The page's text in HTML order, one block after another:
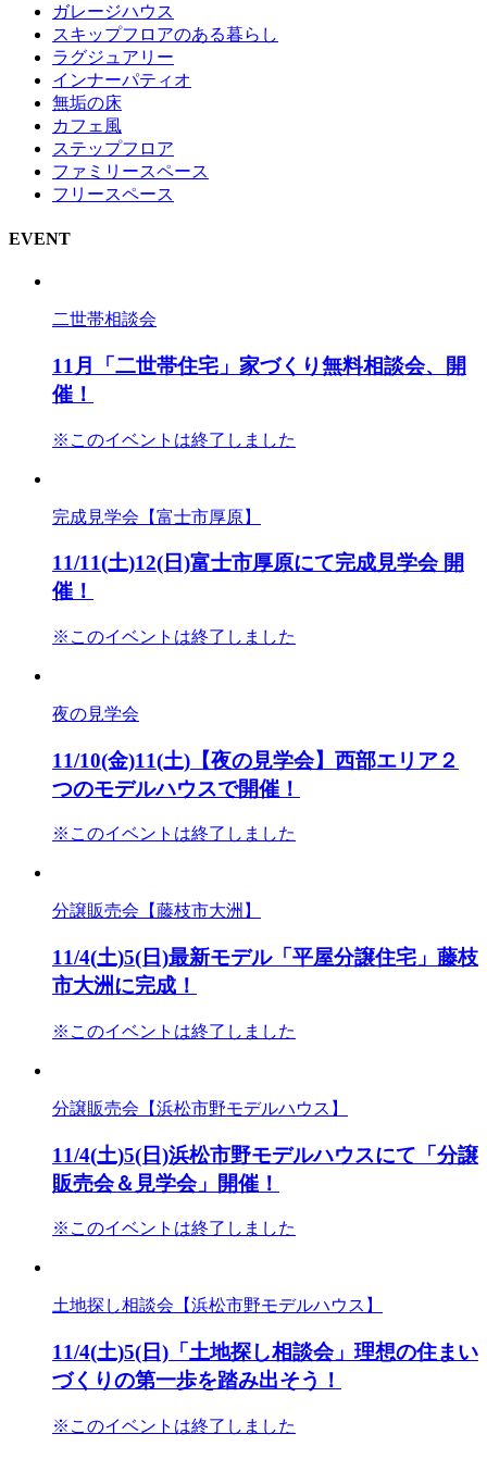
ガレージハウス
スキップフロアのある暮らし
ラグジュアリー
インナーパティオ
無垢の床
カフェ風
ステップフロア
ファミリースペース
フリースペース
EVENT
二世帯相談会
11月「二世帯住宅」家づくり無料相談会、開
催！
※このイベントは終了しました
完成見学会【富士市厚原】
11/11(土)12(日)富士市厚原にて完成見学会 開
催！
※このイベントは終了しました
夜の見学会
11/10(金)11(土)【夜の見学会】西部エリア２
つのモデルハウスで開催！
※このイベントは終了しました
分譲販売会【藤枝市大洲】
11/4(土)5(日)最新モデル「平屋分譲住宅」藤枝
市大洲に完成！
※このイベントは終了しました
分譲販売会【浜松市野モデルハウス】
11/4(土)5(日)浜松市野モデルハウスにて「分譲
販売会＆見学会」開催！
※このイベントは終了しました
土地探し相談会【浜松市野モデルハウス】
11/4(土)5(日)「土地探し相談会」理想の住まい
づくりの第一歩を踏み出そう！
※このイベントは終了しました